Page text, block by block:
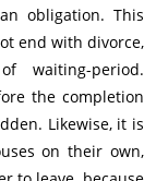
obligation. This
end with divorce,
waiting-period.
the completion
Likewise, it is
on their own,